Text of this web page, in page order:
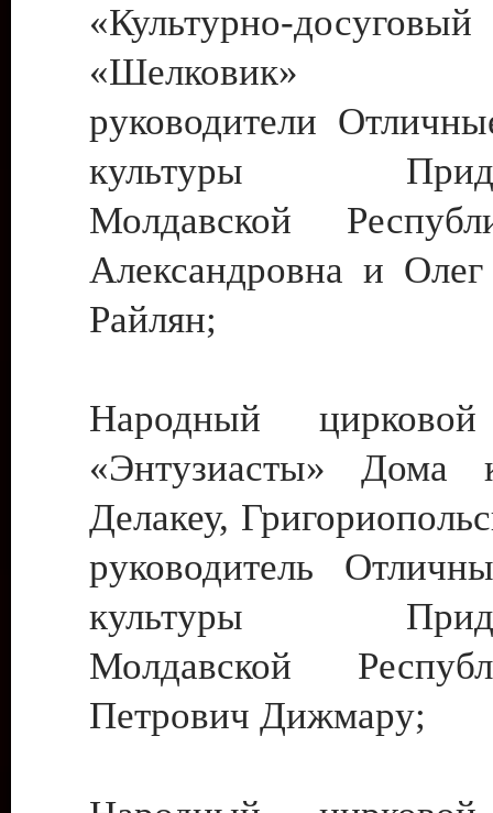
«Культурно-
«Шелковик»
руководители
культуры
Молдавской
Александровна и
Райлян;
Народный цирковой
«Энтузиасты» Дома
Делакеу,
руководитель
культуры
Молдавской
Петрович Дижмару;